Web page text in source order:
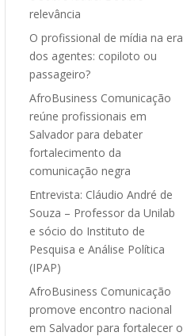
relevância
O profissional de mídia na era
dos agentes: copiloto ou
passageiro?
AfroBusiness Comunicação
reúne profissionais em
Salvador para debater
fortalecimento da
comunicação negra
Entrevista: Cláudio André de
Souza – Professor da Unilab
e sócio do Instituto de
Pesquisa e Análise Política
(IPAP)
AfroBusiness Comunicação
promove encontro nacional
em Salvador para fortalecer o